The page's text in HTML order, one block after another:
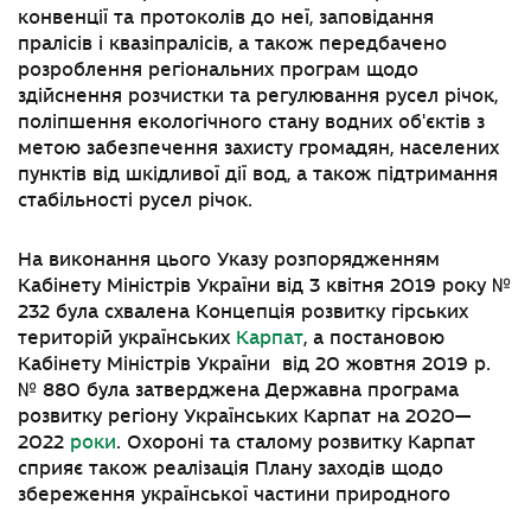
конвенції та протоколів до неї, заповідання
пралісів і квазіпралісів, а також передбачено
розроблення регіональних програм щодо
здійснення розчистки та регулювання русел річок,
поліпшення екологічного стану водних об'єктів з
метою забезпечення захисту громадян, населених
пунктів від шкідливої дії вод, а також підтримання
стабільності русел річок.
На виконання цього Указу розпорядженням
Кабінету Міністрів України від 3 квітня 2019 року №
232 була схвалена Концепція розвитку гірських
територій українських Карпат, а постановою
Кабінету Міністрів України від 20 жовтня 2019 р.
№ 880 була затвердженаДержавна програма
розвитку регіону Українських Карпат на 2020—
2022 роки. Охороні та сталому розвитку Карпат
сприяє також реалізація Плану заходів щодо
збереження української частини природного